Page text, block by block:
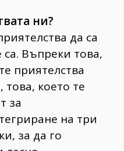
ни?
да са
Въпреки това,
приятелства
това, което те
за
на три
за да го